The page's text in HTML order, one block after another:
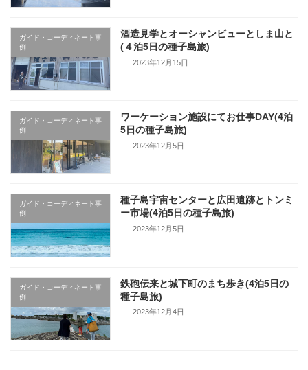
ガイド・コーディネート事
例
酒造見学とオーシャンビューとしま山と
(４泊5日の種子島旅)
2023年12月15日
ガイド・コーディネート事
例
ワーケーション施設にてお仕事DAY(4泊
5日の種子島旅)
2023年12月5日
ガイド・コーディネート事
例
種子島宇宙センターと広田遺跡とトンミ
ー市場(4泊5日の種子島旅)
2023年12月5日
ガイド・コーディネート事
例
鉄砲伝来と城下町のまち歩き(4泊5日の
種子島旅)
2023年12月4日